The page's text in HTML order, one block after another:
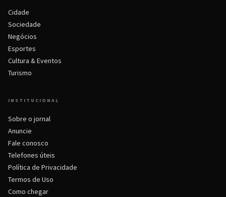
Cidade
Sociedade
Negócios
Esportes
Cultura & Eventos
Turismo
INSTITUCIONAL
Sobre o jornal
Anuncie
Fale conosco
Telefones úteis
Política de Privacidade
Termos de Uso
Como chegar